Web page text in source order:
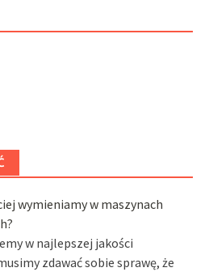
wymieniamy w maszynach
w najlepszej jakości
zdawać sobie sprawę, że